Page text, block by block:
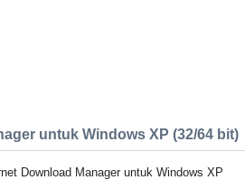
untuk Windows XP (32/64 bit)
Download Manager untuk Windows XP